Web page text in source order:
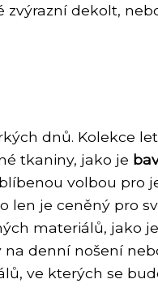
dekolt,
dnů. Kolekce
tkaniny, jako je
volbou pro
len je ceněný pro
materiálů, jako
denní nošení
ve kterých se